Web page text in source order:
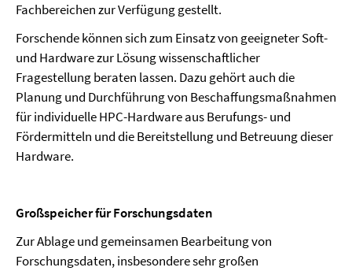
Fachbereichen zur Verfügung gestellt.
Forschende können sich zum Einsatz von geeigneter Soft-
und Hardware zur Lösung wissenschaftlicher
Fragestellung beraten lassen. Dazu gehört auch die
Planung und Durchführung von Beschaffungsmaßnahmen
für individuelle HPC-Hardware aus Berufungs- und
Fördermitteln und die Bereitstellung und Betreuung dieser
Hardware.
Großspeicher für Forschungsdaten
Zur Ablage und gemeinsamen Bearbeitung von
Forschungsdaten, insbesondere sehr großen